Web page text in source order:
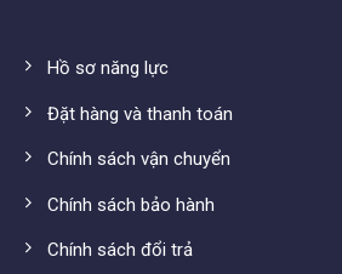
Hiệu quảsử dụng
WiFiStore biết điều Quý khách quan
Hồ sơ năng lực
Đặt hàng và thanh toán
Chính sách vận chuyển
Chính sách bảo hành
Chính sách đổi trả